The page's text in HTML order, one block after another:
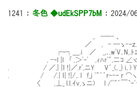
1241 ： 冬色 ◆udEkSPP7bM ： 2024/
,. -─- 、
／ , - ─ゝ-‐ｚ._
┌ｰ┐＿.i ／ _,､,w'V､N,.ﾄ
, -‐l |l ｢ ,＞'‐' ,ｨﾊr'",二ｺ ∠ヾ,`__
. / ／,| |ｌ !|／.r',ニY V´_(｡_} i｡) Y｢
. / /.| ｌ| !|/,. l f_j '"´´r‐-‐ r ⌒ヽi |l
〈 ,⊥_ l.l.ｲv,ゝニ) l /''"´￣`ｰ'ヾ,